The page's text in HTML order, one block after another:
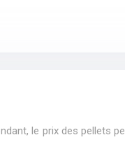
le prix des pellets